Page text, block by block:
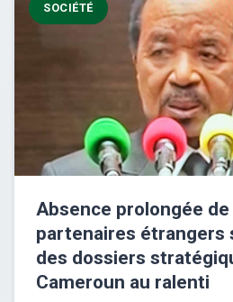
SOCIÉTÉ
Absence prolongée de
partenaires étrangers
des dossiers
Cameroun au ralenti